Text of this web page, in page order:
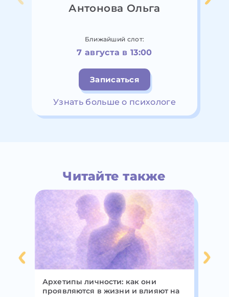
Антонова Ольга
Ближайший слот:
7 августа в 13:00
Записаться
Узнать больше о психологе
Читайте также
Архетипы личности: как они
проявляются в жизни и влияют на